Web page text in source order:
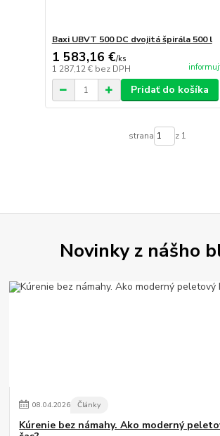
Baxi UBVT 500 DC dvojitá špirála 500 l
1 583,16 €/ks
1 287,12 € bez DPH
Pridať do košíka
strana z 1
Novinky z nášho
08.04.2026 Články
Kúrenie bez námahy. Ako moderný